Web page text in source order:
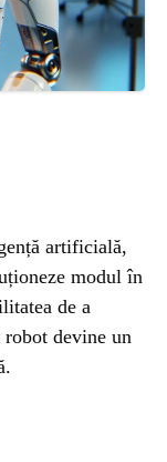
artificială,
modul în
de a
devine un
A